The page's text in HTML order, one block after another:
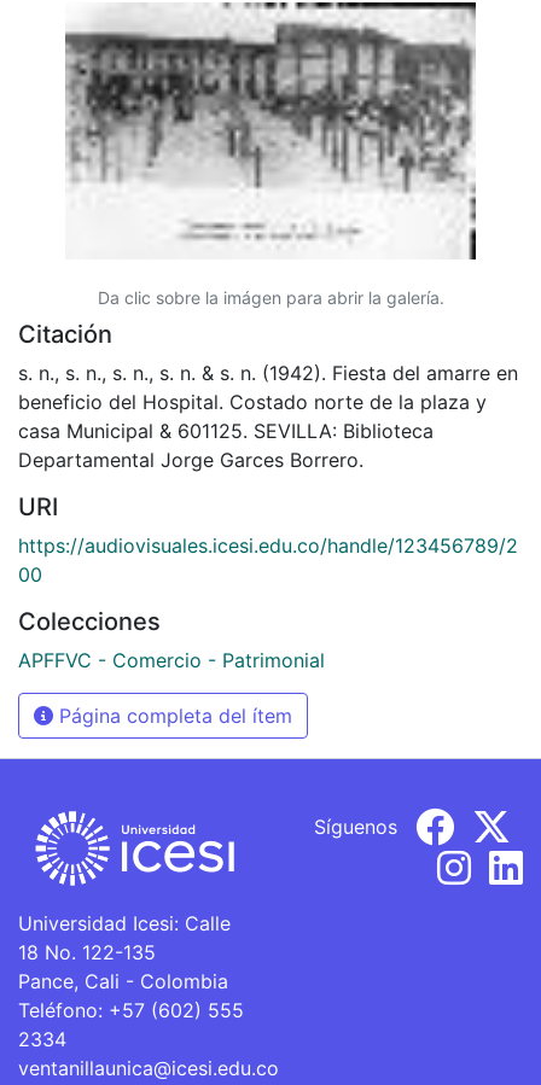
Da clic sobre la imágen para abrir la galería.
Citación
s. n., s. n., s. n., s. n. & s. n. (1942). Fiesta del amarre en
beneficio del Hospital. Costado norte de la plaza y
casa Municipal & 601125. SEVILLA: Biblioteca
Departamental Jorge Garces Borrero.
URI
https://audiovisuales.icesi.edu.co/handle/123456789/2
00
Colecciones
APFFVC - Comercio - Patrimonial
Página completa del ítem
Universidad Icesi: Calle
18 No. 122-135
Pance, Cali - Colombia
Teléfono: +57 (602) 555
2334
ventanillaunica@icesi.edu.co
Síguenos